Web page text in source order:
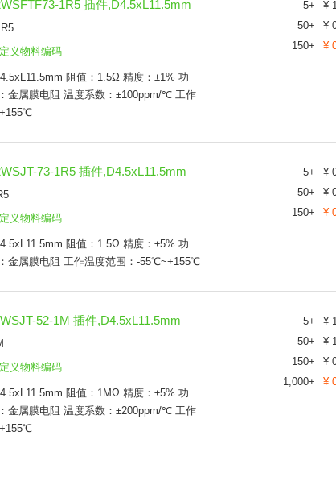
178Ω
180Ω
200Ω
294Ω
332Ω
360Ω
365Ω
390Ω
392Ω
1R5 插件,D4.5xL11.5mm
义物料编码
阻值：1.5Ω 精度：±1% 功
金属膜电阻 温度系数：±100ppm/℃ 工作
5+ ¥
50+ ¥
150+ ¥
73-1R5 插件,D4.5xL11.5mm
义物料编码
阻值：1.5Ω 精度：±5% 功
金属膜电阻 工作温度范围：-55℃~+155℃
5+ ¥
50+ ¥
150+ ¥
52-1M 插件,D4.5xL11.5mm
义物料编码
阻值：1MΩ 精度：±5% 功
金属膜电阻 温度系数：±200ppm/℃ 工作
5+ ¥
50+ ¥
150+ ¥
1,000+ ¥